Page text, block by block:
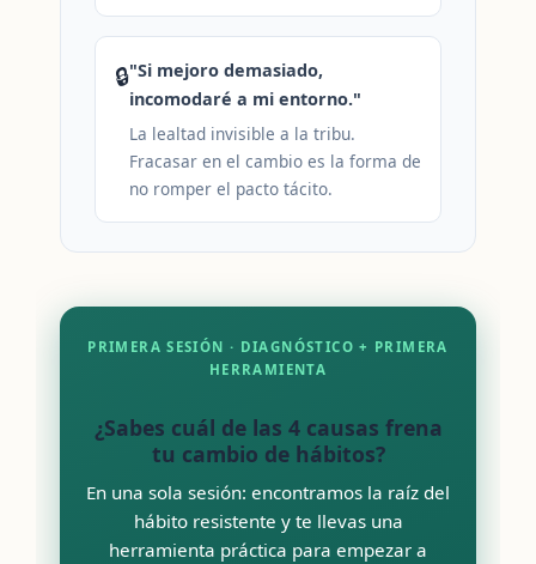
🔒"Si mejoro demasiado,
incomodaré a mi entorno."
La lealtad invisible a la tribu.
Fracasar en el cambio es la forma de
no romper el pacto tácito.
PRIMERA SESIÓN · DIAGNÓSTICO + PRIMERA
HERRAMIENTA
¿Sabes cuál de las 4 causas frena
tu cambio de hábitos?
En una sola sesión: encontramos la raíz del
hábito resistente y te llevas una
herramienta práctica para empezar a